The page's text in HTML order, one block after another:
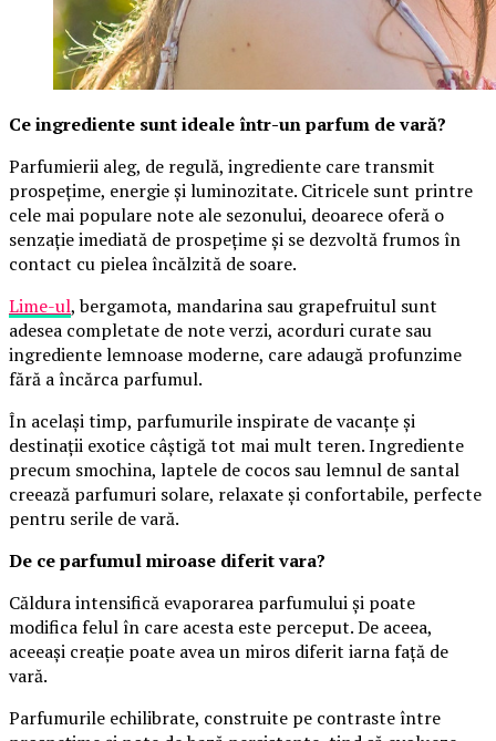
Ce ingrediente sunt ideale într-un parfum de vară?
Parfumierii aleg, de regulă, ingrediente care transmit
prospețime, energie și luminozitate. Citricele sunt printre
cele mai populare note ale sezonului, deoarece oferă o
senzație imediată de prospețime și se dezvoltă frumos în
contact cu pielea încălzită de soare.
Lime-ul, bergamota, mandarina sau grapefruitul sunt
adesea completate de note verzi, acorduri curate sau
ingrediente lemnoase moderne, care adaugă profunzime
fără a încărca parfumul.
În același timp, parfumurile inspirate de vacanțe și
destinații exotice câștigă tot mai mult teren. Ingrediente
precum smochina, laptele de cocos sau lemnul de santal
creează parfumuri solare, relaxate și confortabile, perfecte
pentru serile de vară.
De ce parfumul miroase diferit vara?
Căldura intensifică evaporarea parfumului și poate
modifica felul în care acesta este perceput. De aceea,
aceeași creație poate avea un miros diferit iarna față de
vară.
Parfumurile echilibrate, construite pe contraste între